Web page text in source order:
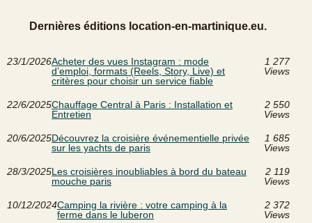
Dernières éditions location-en-martinique.eu.
23/1/2026Acheter des vues Instagram : mode
d’emploi, formats (Reels, Story, Live) et
critères pour choisir un service fiable
1 277
Views
22/6/2025Chauffage Central à Paris : Installation et
Entretien
2 550
Views
20/6/2025Découvrez la croisière événementielle privée
sur les yachts de paris
1 685
Views
28/3/2025Les croisières inoubliables à bord du bateau
mouche paris
2 119
Views
10/12/2024Camping la rivière : votre camping à la
ferme dans le luberon
2 372
Views